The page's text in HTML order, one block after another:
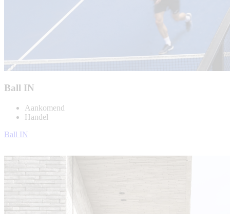
Ball IN
Aankomend
Handel
Ball IN